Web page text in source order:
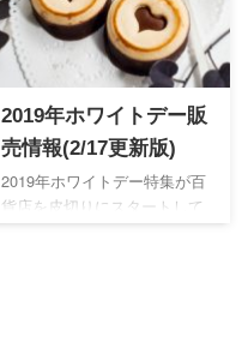
2019年ホワイトデー販
売情報(2/17更新版)
2019年ホワイトデー特集が百
貨店を皮切りにスタートして
おります。おしゃれでかわい